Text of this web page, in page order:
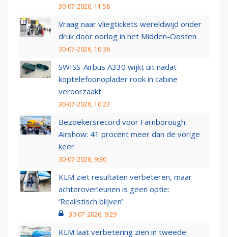
30-07-2026, 11:58
Vraag naar vliegtickets wereldwijd onder
druk door oorlog in het Midden-Oosten
30-07-2026, 10:36
SWISS-Airbus A330 wijkt uit nadat
koptelefoonoplader rook in cabine
veroorzaakt
30-07-2026, 10:23
Bezoekersrecord voor Farnborough
Airshow: 41 procent meer dan de vorige
keer
30-07-2026, 9:30
KLM ziet resultaten verbeteren, maar
achteroverleunen is geen optie:
‘Realistisch blijven’
30-07-2026, 9:29
KLM laat verbetering zien in tweede